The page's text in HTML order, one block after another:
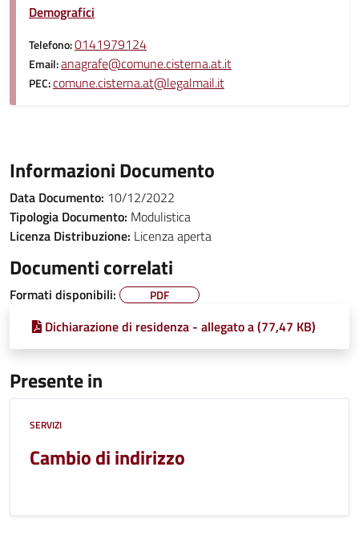
Demografici
Telefono:0141979124
Email:anagrafe@comune.cisterna.at.it
PEC:comune.cisterna.at@legalmail.it
Informazioni Documento
Data Documento: 10/12/2022
Tipologia Documento: Modulistica
Licenza Distribuzione: Licenza aperta
Documenti correlati
Formati disponibili: PDF
Dichiarazione di residenza - allegato a (77,47 KB)
Presente in
SERVIZI
Cambio di indirizzo